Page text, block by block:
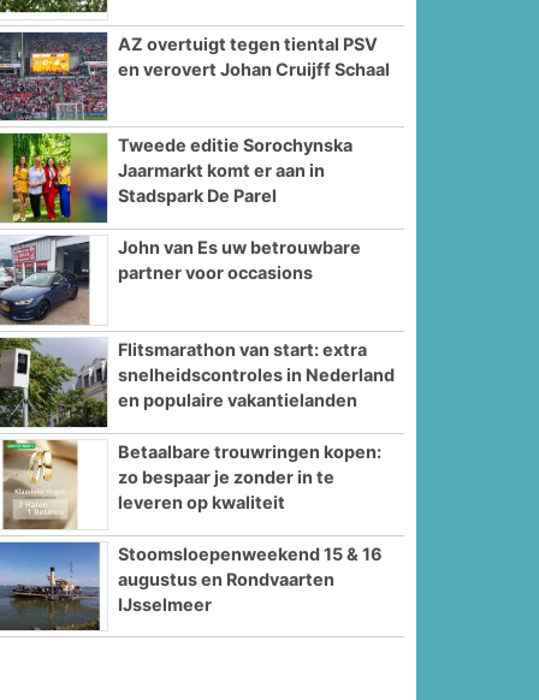
AZ overtuigt tegen tiental PSV
en verovert Johan Cruijff Schaal
Tweede editie Sorochynska
Jaarmarkt komt er aan in
Stadspark De Parel
John van Es uw betrouwbare
partner voor occasions
Flitsmarathon van start: extra
snelheidscontroles in Nederland
en populaire vakantielanden
Betaalbare trouwringen kopen:
zo bespaar je zonder in te
leveren op kwaliteit
Stoomsloepenweekend 15 & 16
augustus en Rondvaarten
IJsselmeer